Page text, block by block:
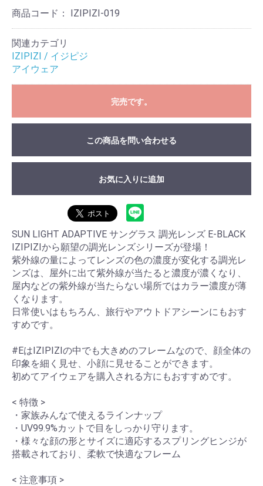
商品コード： IZIPIZI-019
関連カテゴリ
IZIPIZI / イジピジ
アイウェア
完売です。
この商品を問い合わせる
お気に入りに追加
SUN LIGHT ADAPTIVE サングラス 調光レンズ E-BLACK
IZIPIZIから願望の調光レンズシリーズが登場！
紫外線の量によってレンズの色の濃度が変化する調光レ
ンズは、屋外に出て紫外線が当たると濃度が濃くなり、
屋内などの紫外線が当たらない場所ではカラー濃度が薄
くなります。
日常使いはもちろん、旅行やアウトドアシーンにもおす
すめです。
#EはIZIPIZIの中でも大きめのフレームなので、顔全体の
印象を細く見せ、小顔に見せることができます。
初めてアイウェアを購入される方にもおすすめです。
< 特徴 >
・家族みんなで使えるラインナップ
・UV99.9%カットで目をしっかり守ります。
・様々な顔の形とサイズに適応するスプリングヒンジが
搭載されており、柔軟で快適なフレーム
< 注意事項 >